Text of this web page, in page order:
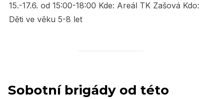
15.-17.6. od 15:00-18:00 Kde: Areál TK Zašová Kdo:
Děti ve věku 5-8 let
Sobotní brigády od této